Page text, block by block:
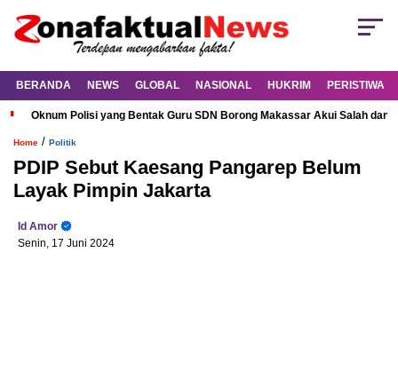
BERANDA NEWS GLOBAL NASIONAL HUKRIM PERISTIWA
Oknum Polisi yang Bentak Guru SDN Borong Makassar Akui Salah dan
Home / Politik
PDIP Sebut Kaesang Pangarep Belum
Layak Pimpin Jakarta
Id Amor
Senin, 17 Juni 2024